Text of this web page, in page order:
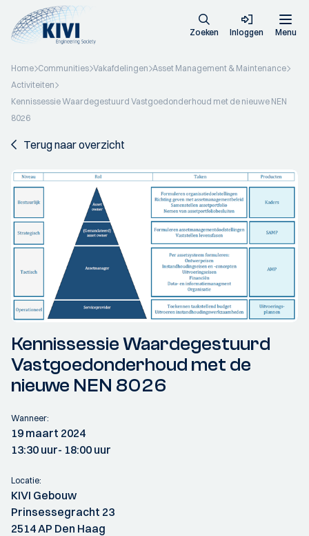
Zoeken Inloggen Menu
Home Communities Vakafdelingen Asset Management & Maintenance
Activiteiten
Kennissessie Waardegestuurd Vastgoedonderhoud met de nieuwe NEN
8026
Terug naar overzicht
Kennissessie Waardegestuurd
Vastgoedonderhoud met de
nieuwe NEN 8026
Wanneer:
19 maart 2024
13:30 uur- 18:00 uur
Locatie:
KIVI Gebouw
Prinsessegracht 23
2514 AP Den Haag